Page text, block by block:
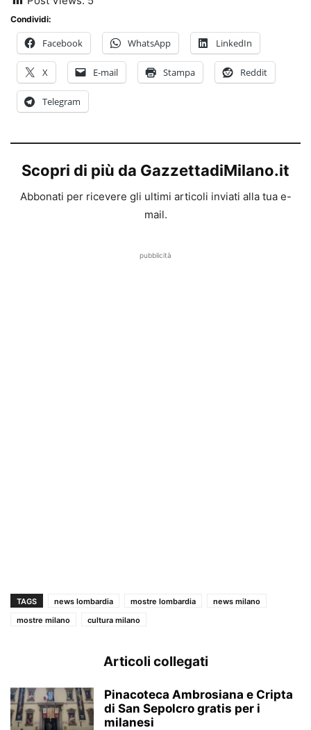
Condividi:
Facebook WhatsApp LinkedIn
X E-mail Stampa Reddit
Telegram
Scopri di più da GazzettadiMilano.it
Abbonati per ricevere gli ultimi articoli inviati alla tua e-
mail.
pubblicità
TAGS news lombardia mostre lombardia
news milano
mostre milano
cultura milano
Articoli collegati
Pinacoteca Ambrosiana e Cripta
di San Sepolcro gratis per i
milanesi